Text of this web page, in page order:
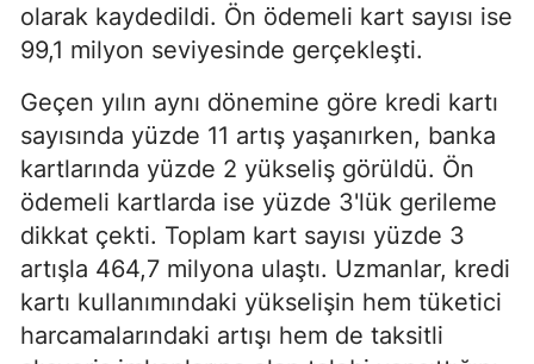
olarak kaydedildi. Ön ödemeli kart sayısı ise
99,1 milyon seviyesinde gerçekleşti.
Geçen yılın aynı dönemine göre kredi kartı
sayısında yüzde 11 artış yaşanırken, banka
kartlarında yüzde 2 yükseliş görüldü. Ön
ödemeli kartlarda ise yüzde 3'lük gerileme
dikkat çekti. Toplam kart sayısı yüzde 3
artışla 464,7 milyona ulaştı. Uzmanlar, kredi
kartı kullanımındaki yükselişin hem tüketici
harcamalarındaki artışı hem de taksitli